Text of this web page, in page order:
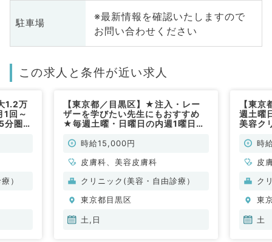
駐車場
※最新情報を確認いたしますので
お問い合わせください
この求人と条件が近い求人
1.2万
回～
分圏
）
【東京都／目黒区】★注入・レー
ザーを学びたい先生にもおすすめ
★毎週土曜・日曜日の内週1曜日か
気エリアでのご勤務です（皮膚科・
時給15,000円
皮膚科、美容皮膚科
クリニック(美容・自由診療）
東京都目黒区
土,日
【東
週土曜
美容ク
勤）時
皮
ク
東
土